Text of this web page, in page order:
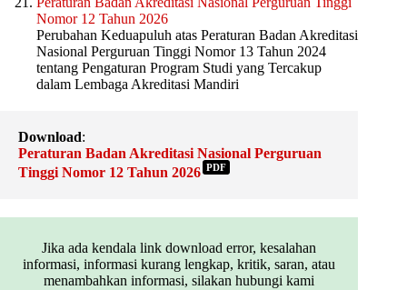
Nomor 12 Tahun 2026
Perubahan Keduapuluh atas Peraturan Badan Akreditasi
Nasional Perguruan Tinggi Nomor 13 Tahun 2024
tentang Pengaturan Program Studi yang Tercakup
dalam Lembaga Akreditasi Mandiri
Download:
Peraturan Badan Akreditasi Nasional Perguruan
Tinggi Nomor 12 Tahun 2026 PDF
Jika ada kendala link download error, kesalahan
informasi, informasi kurang lengkap, kritik, saran, atau
menambahkan informasi, silakan hubungi kami